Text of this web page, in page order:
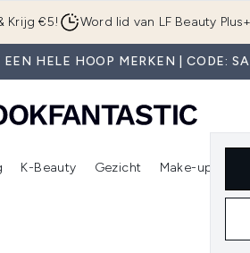
Overslaan naar de
Krijg €5! Word lid van LF Beauty
HELE HOOP MERKEN | CODE:
submenu (Beauty Box) Enter submenu (New & Trending)
K-Beauty
Enter submenu (K-Beauty)
Gezicht Make-up